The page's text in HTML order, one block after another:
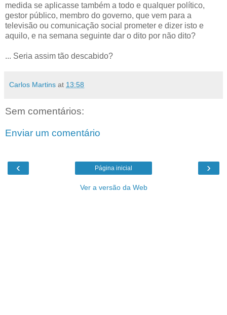
medida se aplicasse também a todo e qualquer político,
gestor público, membro do governo, que vem para a
televisão ou comunicação social prometer e dizer isto e
aquilo, e na semana seguinte dar o dito por não dito?
... Seria assim tão descabido?
Carlos Martins at 13:58
Sem comentários:
Enviar um comentário
‹ ›
Página inicial
Ver a versão da Web